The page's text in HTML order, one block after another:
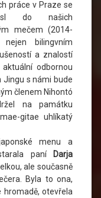
práce v Praze se
do našich
mečem (2014-
bilingvním
a znalostí
odbornou
Jingu s námi bude
členem Nihontó
na památku
gitae uhlíkatý
menu a
paní
Darja
ale současně
Byla to ona,
hromadě, otevřela